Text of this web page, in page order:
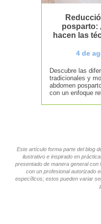
posparto:
hacen las
4 de
Descubre las
tradicionales y
abdomen
con un enfoque
Este artículo forma parte del blog
ilustrativo e inspirado en
presentado de manera general
con un profesional autorizado
específicos; estos pueden variar